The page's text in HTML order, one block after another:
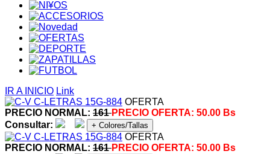
IR A INICIO Link
OFERTA
PRECIO NORMAL: 161PRECIO OFERTA: 50.00 Bs
Consultar:
+ Colores/Tallas
OFERTA
PRECIO NORMAL: 161PRECIO OFERTA: 50.00 Bs